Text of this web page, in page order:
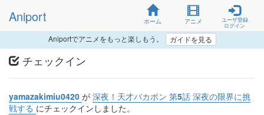
Aniport ホーム アニメ
ユーザ登録
ログイン
Aniportでアニメをもっと楽しもう。 ガイドを見る
チェックイン
yamazakimiu0420 が 深夜！天才バカボン 第5話 深夜の限界に挑
戦する にチェックインしました。